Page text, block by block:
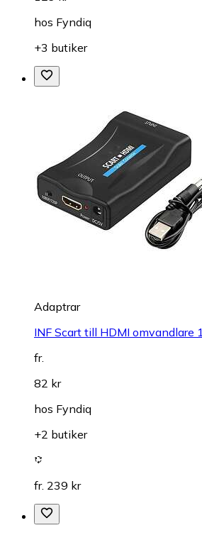
hos Fyndiq
+3 butiker
Adaptrar
INF Scart till HDMI omvandlare
fr.
82 kr
hos Fyndiq
+2 butiker
fr. 239 kr